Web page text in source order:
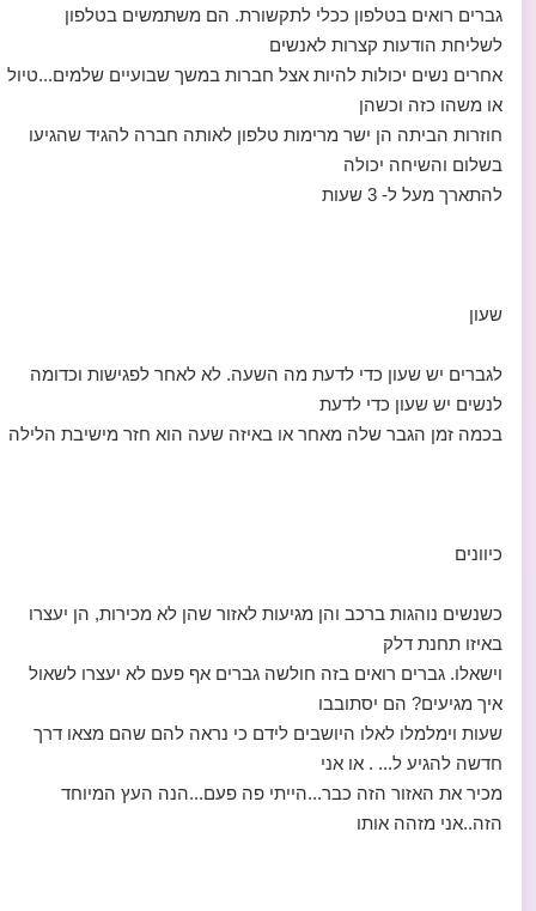
גברים רואים בטלפון ככלי לתקשורת. הם משתמשים בטלפון
לשליחת הודעות קצרות לאנשים
אחרים נשים יכולות להיות אצל חברות במשך שבועיים שלמים...טיול
או משהו כזה וכשהן
חוזרות הביתה הן ישר מרימות טלפון לאותה חברה להגיד שהגיעו
בשלום והשיחה יכולה
להתארך מעל ל- 3 שעות
שעון
לגברים יש שעון כדי לדעת מה השעה. לא לאחר לפגישות וכדומה
לנשים יש שעון כדי לדעת
בכמה זמן הגבר שלה מאחר או באיזה שעה הוא חזר מישיבת הלילה
כיוונים
כשנשים נוהגות ברכב והן מגיעות לאזור שהן לא מכירות, הן יעצרו
באיזו תחנת דלק
וישאלו. גברים רואים בזה חולשה גברים אף פעם לא יעצרו לשאול
איך מגיעים? הם יסתובבו
שעות וימלמלו לאלו היושבים לידם כי נראה להם שהם מצאו דרך
חדשה להגיע ל... . או אני
מכיר את האזור הזה כבר...הייתי פה פעם...הנה העץ המיוחד
הזה..אני מזהה אותו